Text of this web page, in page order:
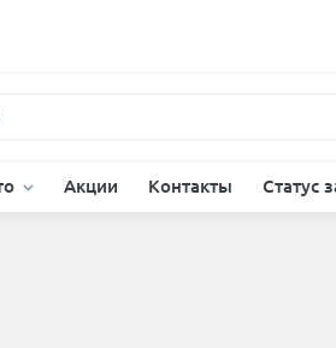
Акции Контакты Статус